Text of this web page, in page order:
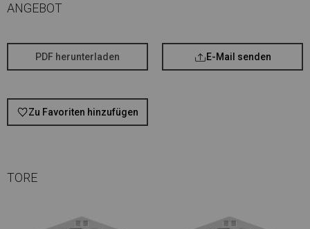
ANGEBOT
PDF herunterladen E-Mail senden
Zu Favoriten hinzufügen
TORE